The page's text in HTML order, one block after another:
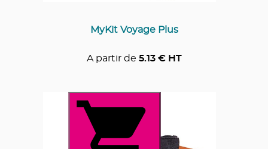
MyKit Voyage Plus
A partir de 5.13€ HT